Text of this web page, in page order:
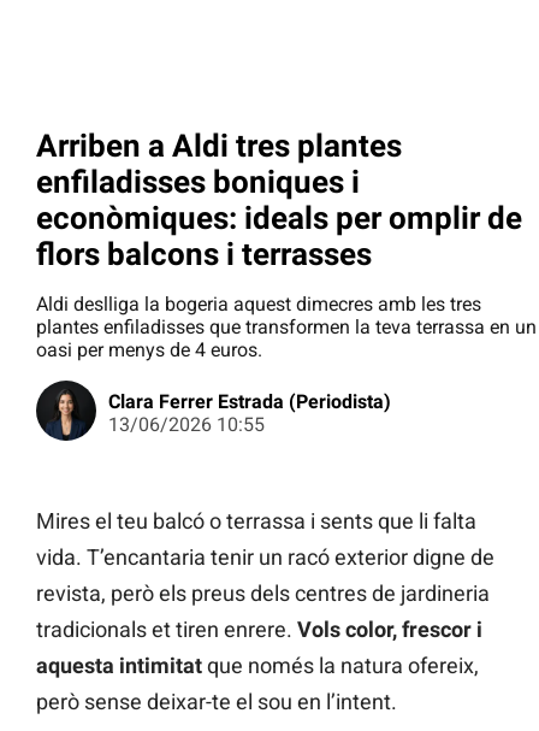
Arriben a Aldi tres plantes
enfiladisses boniques i
econòmiques: ideals per omplir de
flors balcons i terrasses
Aldi deslliga la bogeria aquest dimecres amb les tres
plantes enfiladisses que transformen la teva terrassa en un
oasi per menys de 4 euros.
Clara Ferrer Estrada (Periodista)
13/06/2026 10:55
Mires el teu balcó o terrassa i sents que li falta
vida. T’encantaria tenir un racó exterior digne de
revista, però els preus dels centres de jardineria
tradicionals et tiren enrere. Vols color, frescor i
aquesta intimitatque només la natura ofereix,
però sense deixar-te el sou en l’intent.